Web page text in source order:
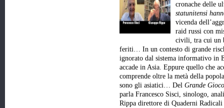
cronache delle
statunitensi
vicenda
raid russi con
civili, tra cui un
feriti… In un contesto di grande
ignorato dal sistema informativo in
accade in Asia. Eppure quello che
comprende oltre la metà della
sono gli asiatici… Del Grande
parla Francesco Sisci, sinologo,
Rippa direttore di Quaderni Radicali